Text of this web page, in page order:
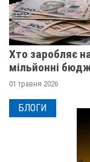
Хто заробляє
мільйонні
01 травня 2026
БЛОГИ